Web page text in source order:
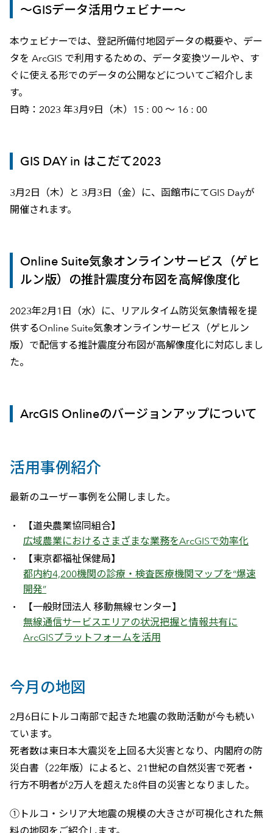
～GISデータ活用ウェビナー～
本ウェビナーでは、登記所備付地図データの概要や、デー
タを ArcGIS で利用するための、データ変換ツールや、す
ぐに使える形でのデータの公開などについてご紹介しま
す。
日時：2023 年3月9日（木）15 : 00 ～ 16 : 00
GIS DAY in はこだて2023
3月2日（木）と 3月3日（金）に、函館市にてGIS Dayが
開催されます。
Online Suite気象オンラインサービス（ゲヒ
ルン版）の推計震度分布図を高解像度化
2023年2月1日（水）に、リアルタイム防災気象情報を提
供するOnline Suite気象オンラインサービス（ゲヒルン
版）で配信する推計震度分布図が高解像度化に対応しまし
た。
ArcGIS Onlineのバージョンアップについて
活用事例紹介
最新のユーザー事例を公開しました。
【道央農業協同組合】
広域農業におけるさまざまな業務をArcGISで効率化
【東京都福祉保健局】
都内約4,200機関の診療・検査医療機関マップを“爆速
開発”
【一般財団法人 移動無線センター】
無線通信サービスエリアの状況把握と情報共有に
ArcGISプラットフォームを活用
今月の地図
2月6日にトルコ南部で起きた地震の救助活動が今も続い
ています。
死者数は東日本大震災を上回る大災害となり、内閣府の防
災白書（22年版）によると、21世紀の自然災害で死者・
行方不明者が2万人を超えた8件目の災害となりました。
①トルコ・シリア大地震の規模の大きさが可視化された無
料の地図をご紹介します。